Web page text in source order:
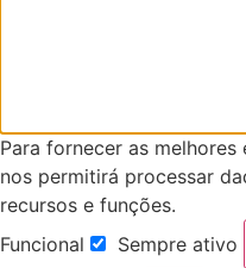
Para fornecer as
nos permitirá processar
recursos e funções.
Funcional
Funcional
Sempre ativo